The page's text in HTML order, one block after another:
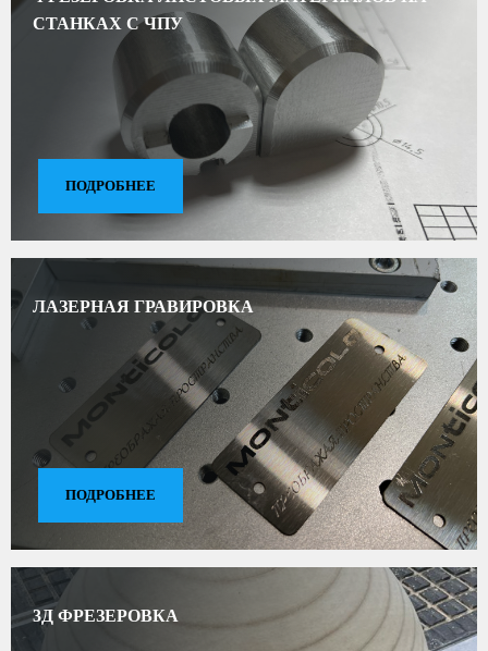
СТАНКАХ С ЧПУ
ПОДРОБНЕЕ
ЛАЗЕРНАЯ ГРАВИРОВКА
ПОДРОБНЕЕ
3Д ФРЕЗЕРОВКА